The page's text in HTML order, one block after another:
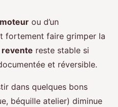
ou d’un
fortement faire grimper la
reste stable si
et réversible.
dans quelques bons
béquille atelier) diminue